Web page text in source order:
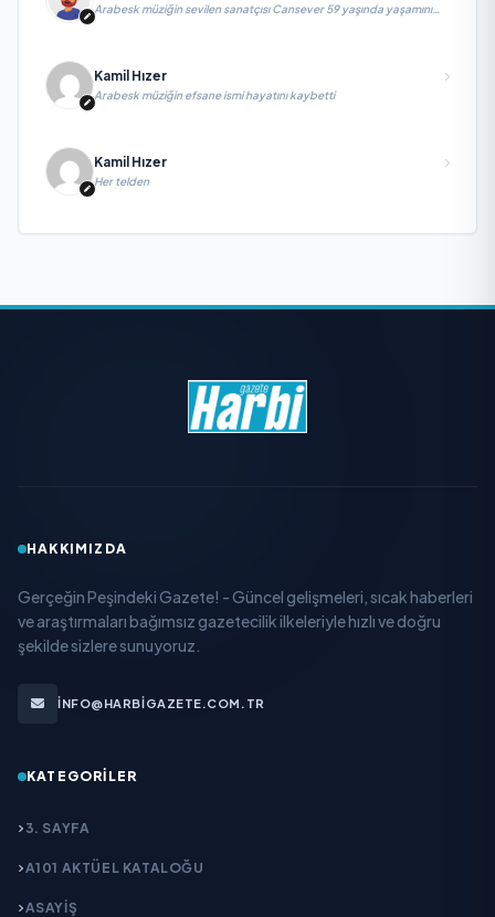
Arabesk müziğin sevilen sanatçısı Cansever 59 yaşında yaşamını
Kamil Hızer
Arabesk müziğin efsane ismi hayatını kaybetti
Kamil Hızer
Her telden
HAKKIMIZDA
Gerçeğin Peşindeki Gazete! - Güncel gelişmeleri, sıcak haberleri
ve araştırmaları bağımsız gazetecilik ilkeleriyle hızlı ve doğru
şekilde sizlere sunuyoruz.
INFO@HARBIGAZETE.COM.TR
KATEGORILER
3. SAYFA
A101 AKTÜEL KATALOĞU
ASAYİŞ